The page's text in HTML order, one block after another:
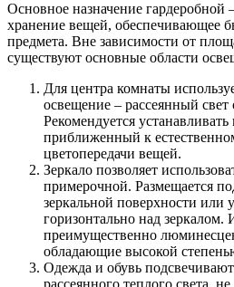
Основное назначение
хранение вещей, обеспечивающее
предмета. Вне зависимости от
существуют основные области
Для центра комнаты
освещение – рассеянный
Рекомендуется
приближенный к
цветопередачи вещей.
Зеркало позволяет
примерочной. Размещается
зеркальной поверхности или
горизонтально над зеркалом.
преимущественно
обладающие высокой
Одежда и обувь